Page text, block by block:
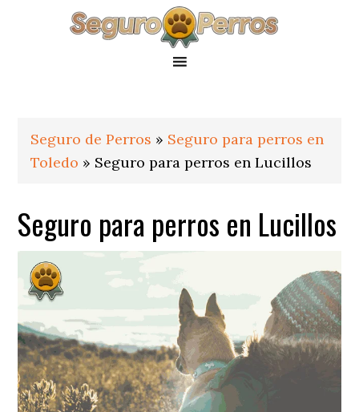
Seguro de Perros » Seguro para perros en
Toledo » Seguro para perros en Lucillos
Seguro para perros en Lucillos